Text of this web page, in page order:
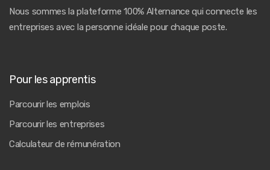
Nous sommes la plateforme 100% Alternance qui connecte les
entreprises avec la personne idéale pour chaque poste.
Pour les apprentis
Parcourir les emplois
Parcourir les entreprises
Calculateur de rémunération